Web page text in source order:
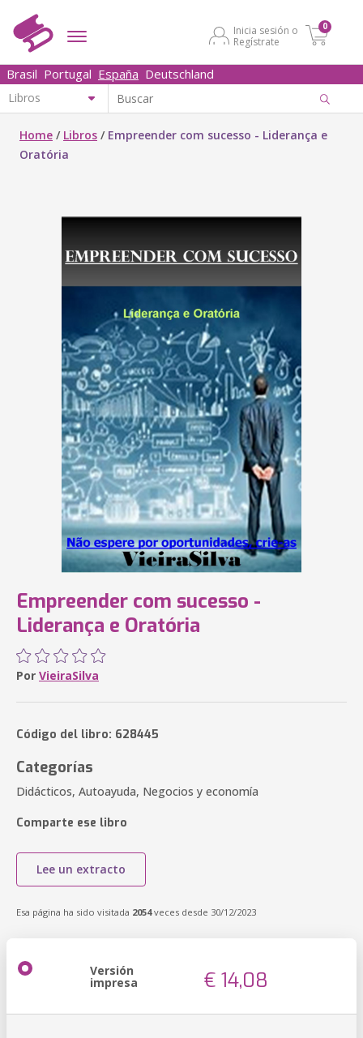
Inicia sesión o
Regístrate
0
Brasil Portugal España Deutschland
Home / Libros / Empreender com sucesso - Liderança e
Oratória
Empreender com sucesso -
Liderança e Oratória
Por VieiraSilva
Código del libro: 628445
Categorías
Didácticos, Autoayuda, Negocios y economía
Comparte ese libro
Lee un extracto
Esa página ha sido visitada 2054veces desde 30/12/2023
Versión
impresa € 14,08